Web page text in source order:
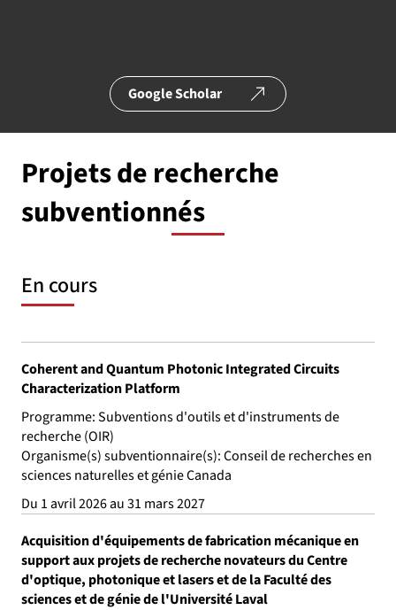
Google Scholar
Projets de recherche
subventionnés
En cours
Coherent and Quantum Photonic Integrated Circuits
Characterization Platform
Programme: Subventions d'outils et d'instruments de
recherche (OIR)
Organisme(s) subventionnaire(s): Conseil de recherches en
sciences naturelles et génie Canada
Du 1 avril 2026 au 31 mars 2027
Acquisition d'équipements de fabrication mécanique en
support aux projets de recherche novateurs du Centre
d'optique, photonique et lasers et de la Faculté des
sciences et de génie de l'Université Laval